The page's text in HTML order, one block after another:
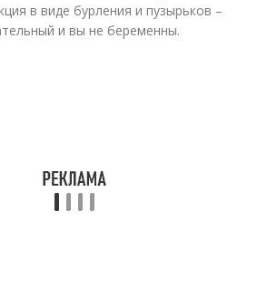
в виде бурления и пузырьков –
и вы не беременны.